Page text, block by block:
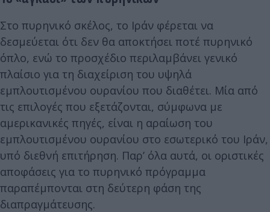
Στο πυρηνικό σκέλος, το Ιράν φέρεται να
δεσμεύεται ότι δεν θα αποκτήσει ποτέ πυρηνικό
όπλο, ενώ το προσχέδιο περιλαμβάνει γενικό
πλαίσιο για τη διαχείριση του υψηλά
εμπλουτισμένου ουρανίου που διαθέτει. Μία από
τις επιλογές που εξετάζονται, σύμφωνα με
αμερικανικές πηγές, είναι η αραίωση του
εμπλουτισμένου ουρανίου στο εσωτερικό του Ιράν,
υπό διεθνή επιτήρηση. Παρ’ όλα αυτά, οι οριστικές
αποφάσεις για το πυρηνικό πρόγραμμα
παραπέμπονται στη δεύτερη φάση της
διαπραγμάτευσης.